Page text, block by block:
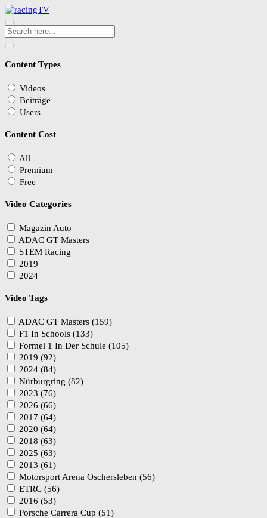
Content Types
Videos
Beiträge
Users
Content Cost
All
Premium
Free
Video Categories
Magazin Auto
ADAC GT Masters
STEM Racing
2019
2024
Video Tags
ADAC GT Masters (159)
F1 In Schools (133)
Formel 1 In Der Schule (105)
2019 (92)
2024 (84)
Nürburgring (82)
2023 (76)
2026 (66)
2017 (64)
2020 (64)
2018 (63)
2025 (63)
2013 (61)
Motorsport Arena Oschersleben (56)
ETRC (56)
2016 (53)
Porsche Carrera Cup (51)